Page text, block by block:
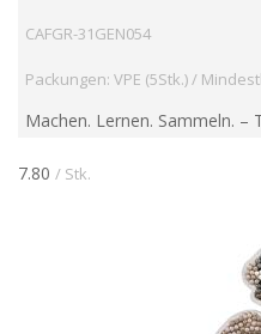
CAFGR-31GEN054
Packungen: VPE (5Stk.) /
Machen. Lernen. Sammeln. –
der Crystal Art Wildlife
Crystal Art Wildlife Buddies
7.80 / Stk.